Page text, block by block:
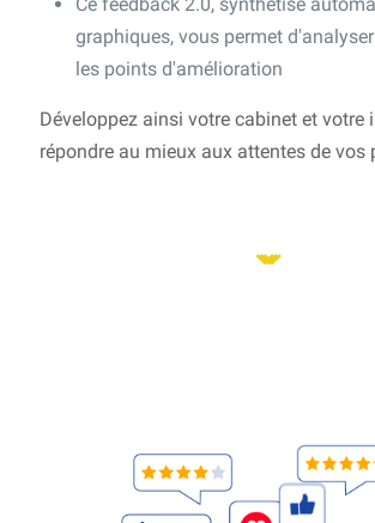
graphiques, vous permet
les points d'amélioration
Développez ainsi votre cabinet et votre
répondre au mieux aux attentes de vos